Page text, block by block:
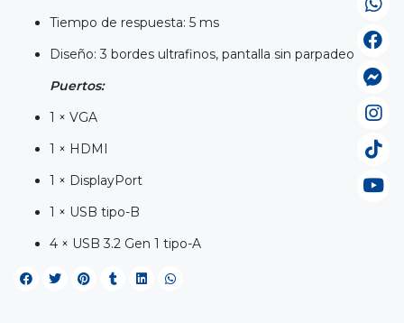
Tiempo de respuesta: 5 ms
Diseño: 3 bordes ultrafinos, pantalla sin parpadeo
Puertos:
1 × VGA
1 × HDMI
1 × DisplayPort
1 × USB tipo-B
4 × USB 3.2 Gen 1 tipo-A